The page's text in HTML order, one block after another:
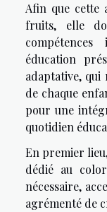
Afin que cette
fruits, elle
éducation
adaptative,
de chaque
pour une
quotidien
En premier
dédié au
nécessaire,
agrémenté de